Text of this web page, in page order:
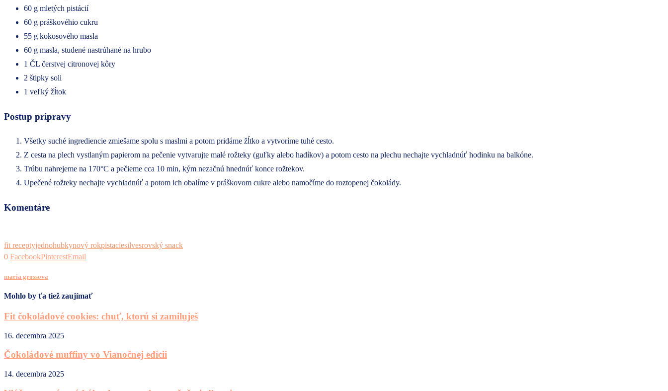
60 g mletých pistácií
60 g práškovéhio cukru
55 g kokosového masla
60 g masla, studené nastrúhané na hrubo
1 ČL čerstvej citronovej kôry
2 štipky soli
1 veľký žĺtok
Postup prípravy
Všetky suché ingrediencie zmiešame spolu s maslmi a potom pridáme žĺtko a vytvoríme tuhé cesto.
Z cesta na plech vystlaným papierom na pečenie vytvarujte malé rožteky (guľky alebo hadíkov) a potom cesto na plechu nechajte vychladnúť hodinku na balkóne.
Trúbu nahrejeme na 170°C a pečieme cca 10 min, kým nezačnú hnednúť konce rožtekov.
Upečené rožteky nechajte vychladnúť a potom ich obalíme v práškovom cukre alebo namočíme do roztopenej čokolády.
Komentáre
fit receptyjednohubkynový rokpistaciesilvesrovský snack
0 FacebookPinterestEmail
maria grossova
Mohlo by ťa tiež zaujímať
Fit čokoládové cookies: chuť, ktorú si zamiluješ
16. decembra 2025
Čokoládové muffiny vo Vianočnej edícii
14. decembra 2025